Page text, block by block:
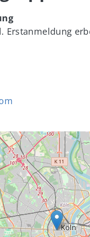
Erstanmeldung